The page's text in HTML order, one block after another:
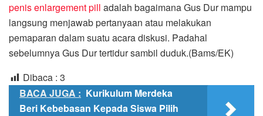
penis enlargement pill adalah bagaimana Gus Dur mampu
langsung menjawab pertanyaan atau melakukan
pemaparan dalam suatu acara diskusi. Padahal
sebelumnya Gus Dur tertidur sambil duduk.(Bams/EK)
Dibaca : 3
BACA JUGA : Kurikulum Merdeka
Beri Kebebasan Kepada Siswa Pilih